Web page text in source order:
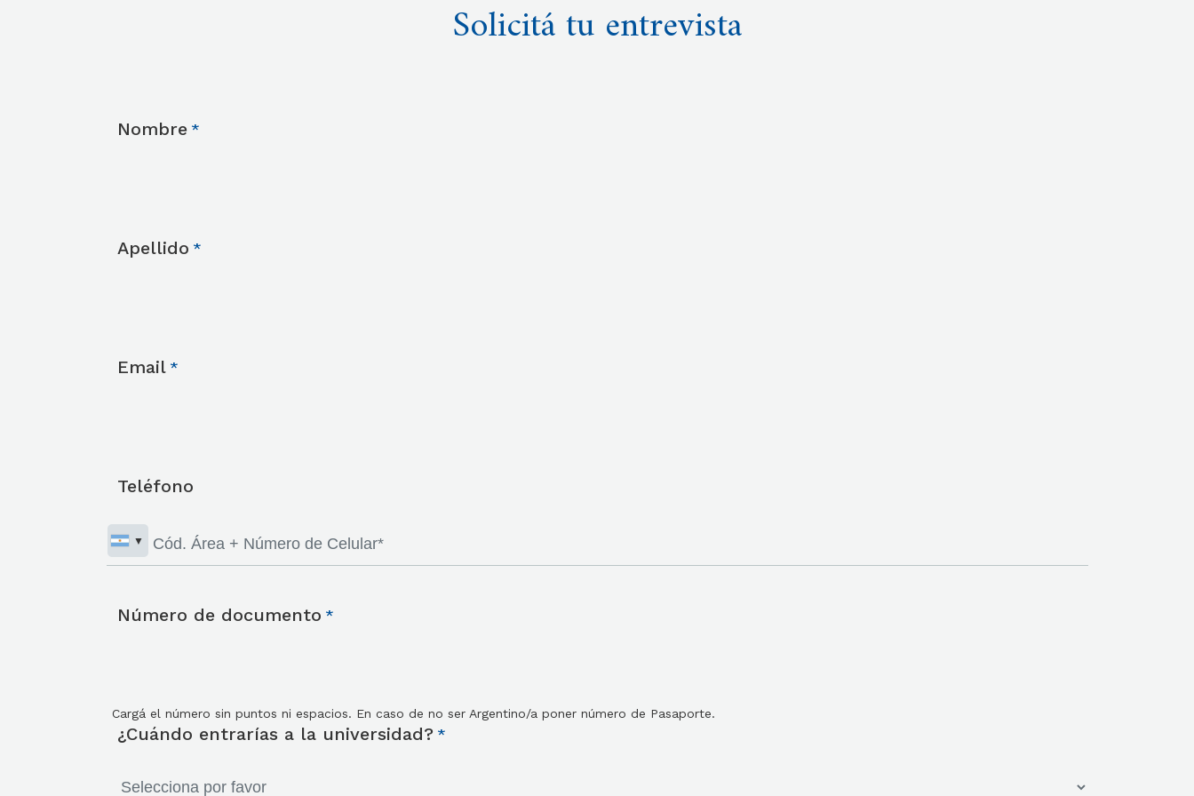
Solicitá tu entrevista
Nombre
Apellido
Email
Teléfono
Número de documento
Cargá el número sin puntos ni espacios. En caso de no ser Argentino/a poner número de Pasaporte.
¿Cuándo entrarías a la universidad?